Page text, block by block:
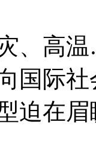
、高
国际
迫在眉